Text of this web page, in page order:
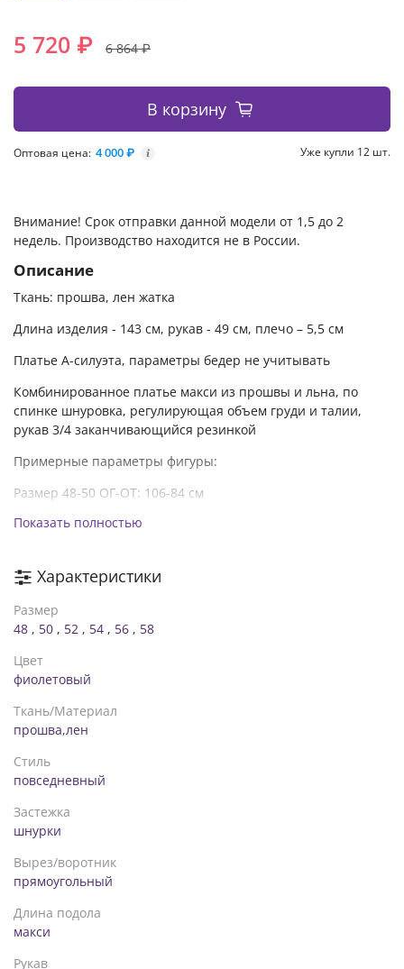
5 720 ₽ 6 864 ₽
В корзину
Оптовая цена: 4 000 ₽ i Уже купли 12 шт.
Внимание! Срок отправки данной модели от 1,5 до 2
недель. Производство находится не в России.
Описание
Ткань: прошва, лен жатка
Длина изделия - 143 см, рукав - 49 см, плечо – 5,5 см
Платье А-силуэта, параметры бедер не учитывать
Комбинированное платье макси из прошвы и льна, по
спинке шнуровка, регулирующая объем груди и талии,
рукав 3/4 заканчивающийся резинкой
Примерные параметры фигуры:
Размер 48-50 ОГ-ОТ: 106-84 см
Размер 52-54 ОГ-ОТ: 112-94 см
Показать полностью
Характеристики
Размер
48 , 50 , 52 , 54 , 56 , 58
Цвет
фиолетовый
Ткань/Материал
прошва,лен
Стиль
повседневный
Застежка
шнурки
Вырез/воротник
прямоугольный
Длина подола
макси
Рукав